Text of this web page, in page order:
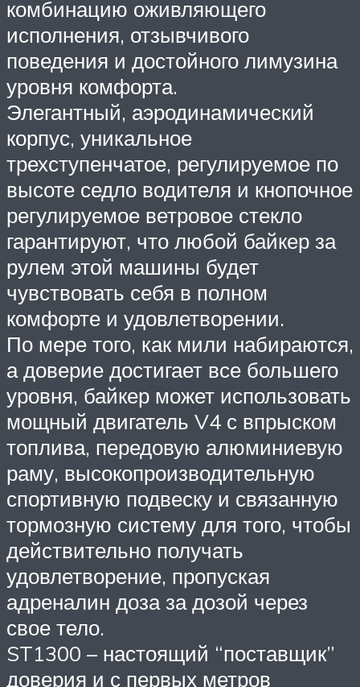
комбинацию оживляющего
исполнения, отзывчивого
поведения и достойного лимузина
уровня комфорта.
Элегантный, аэродинамический
корпус, уникальное
трехступенчатое, регулируемое по
высоте седло водителя и кнопочное
регулируемое ветровое стекло
гарантируют, что любой байкер за
рулем этой машины будет
чувствовать себя в полном
комфорте и удовлетворении.
По мере того, как мили набираются,
а доверие достигает все большего
уровня, байкер может использовать
мощный двигатель V4 с впрыском
топлива, передовую алюминиевую
раму, высокопроизводительную
спортивную подвеску и связанную
тормозную систему для того, чтобы
действительно получать
удовлетворение, пропуская
адреналин доза за дозой через
свое тело.
ST1300 – настоящий “поставщик”
доверия и с первых метров